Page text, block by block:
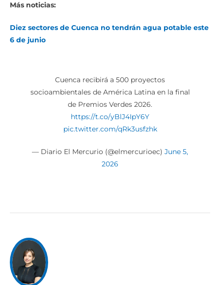
Más noticias:
Diez sectores de Cuenca no tendrán agua potable este
6 de junio
Cuenca recibirá a 500 proyectos
socioambientales de América Latina en la final
de Premios Verdes 2026.
https://t.co/yBlJ4IpY6Y
pic.twitter.com/qRk3usfzhk
— Diario El Mercurio (@elmercurioec) June 5,
2026